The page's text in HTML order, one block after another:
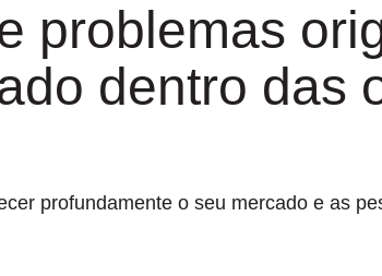
problemas
dentro das
profundamente o seu mercado e as